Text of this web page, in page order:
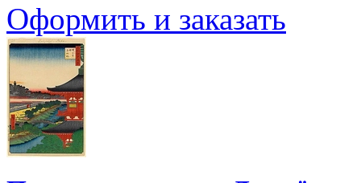
Оформить и заказать